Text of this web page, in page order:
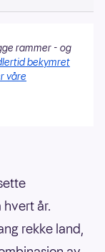
rammer - og
bekymret
våre
år.
rekke land,